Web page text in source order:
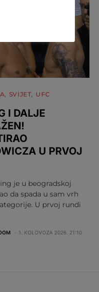
SVIJET UFC
I DALJE
U PRVOJ
je u beogradskoj
da spada u sam vrh
U prvoj rundi
1. KOLOVOZA 2026. 21:10